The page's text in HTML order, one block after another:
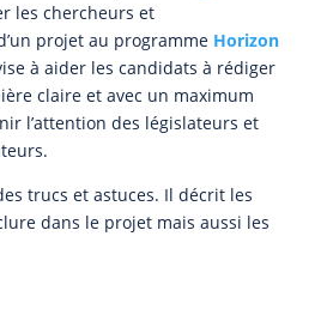
les chercheurs et
projet au programme Horizon
à aider les candidats à rédiger
claire et avec un maximum
l’attention des législateurs et
trucs et astuces. Il décrit les
dans le projet mais aussi les